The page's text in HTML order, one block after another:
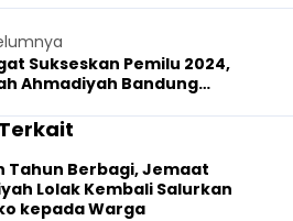
Sukseskan Pemilu 2024,
Ahmadiyah Bandung
Tahun Berbagi, Jemaat
Lolak Kembali Salurkan
kepada Warga